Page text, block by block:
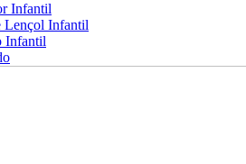
Infantil
Lençol Infantil
Infantil